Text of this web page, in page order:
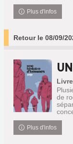
Plus d'infos
Retour le 08/09/
de
Plus d'infos